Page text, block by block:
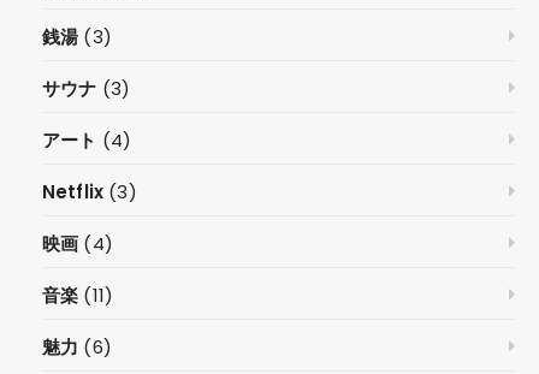
銭湯 (3)
サウナ (3)
アート (4)
Netflix (3)
映画 (4)
音楽 (11)
魅力 (6)